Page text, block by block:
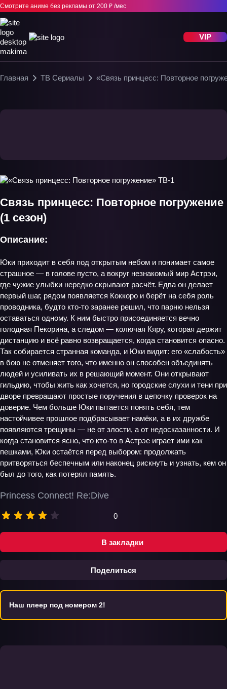
Смотрите аниме без рекламы от 200 ₽ /мес
VIP
Главная ТВ Сериалы «Связь принцесс: Повторное
В закладки
Поделиться
Связь принцесс: Повторное погружение
(1 сезон)
Princess Connect! Re:Dive
0
Описание:
Юки приходит в себя под открытым небом и понимает самое
страшное — в голове пусто, а вокруг незнакомый мир Астрэи,
где чужие улыбки нередко скрывают расчёт. Едва он делает
первый шаг, рядом появляется Коккоро и берёт на себя роль
проводника, будто кто-то заранее решил, что парню нельзя
оставаться одному. К ним быстро присоединяется вечно
голодная Пекорина, а следом — колючая Кяру, которая держит
дистанцию и всё равно возвращается, когда становится опасно.
Так собирается странная команда, и Юки видит: его «слабость»
в бою не отменяет того, что именно он способен объединять
людей и усиливать их в решающий момент. Они открывают
гильдию, чтобы жить как хочется, но городские слухи и тени при
дворе превращают простые поручения в цепочку проверок на
доверие. Чем больше Юки пытается понять себя, тем
настойчивее прошлое подбрасывает намёки, а в их дружбе
появляются трещины — не от злости, а от недосказанности. И
когда становится ясно, что кто-то в Астрэе играет ими как
пешками, Юки остаётся перед выбором: продолжать
притворяться беспечным или наконец рискнуть и узнать, кем он
был до того, как потерял память.
Наш плеер под номером 2!